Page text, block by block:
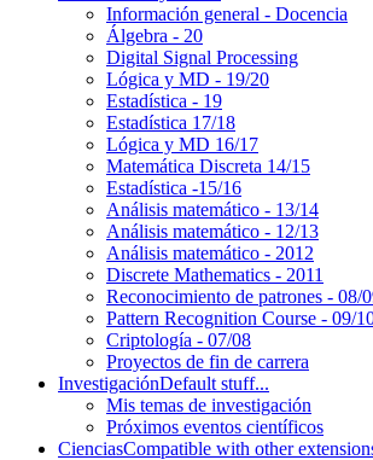
Información general - Docencia
Álgebra - 20
Digital Signal Processing
Lógica y MD - 19/20
Estadística - 19
Estadística 17/18
Lógica y MD 16/17
Matemática Discreta 14/15
Estadística -15/16
Análisis matemático - 13/14
Análisis matemático - 12/13
Análisis matemático - 2012
Discrete Mathematics - 2011
Reconocimiento de patrones - 08/
Pattern Recognition Course - 09/
Criptología - 07/08
Proyectos de fin de carrera
InvestigaciónDefault stuff...
Mis temas de investigación
Próximos eventos científicos
CienciasCompatible with other